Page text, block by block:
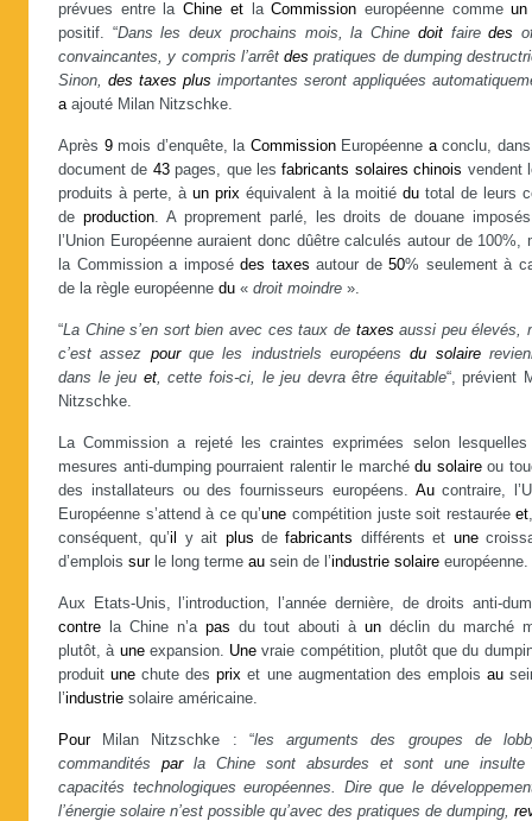
prévues entre laChine etlaCommission européenne commeun
positif. “Dans les deux prochains mois, la Chine doitfairedes
convaincantes, y compris l’arrêt des pratiques de dumping
Sinon, des taxes plus importantes seront appliquées
aajouté Milan Nitzschke.
Après 9mois d’enquête, la CommissionEuropéenne aconclu,
document de 43pages, que lesfabricants solaires chinois vendent
produits à perte, àun prix équivalent à la moitié dutotal de leurs
de production. A proprement parlé, les droits de douane
l’Union Européenne auraient donc dûêtre calculés autour de 100%,
la Commission a imposédes taxes autour de50% seulement à
de la règle européenne du « droit moindre ».
“La Chine s’en sort bien avec ces taux de taxes aussi peu élevés,
c’est assez pourque les industriels européensdu solaire
dans le jeu et, cette fois-ci, le jeu devra être équitable“, prévient
Nitzschke.
La Commission a rejeté les craintes exprimées selon lesquelles
mesures anti-dumping pourraient ralentir le marchédu solaireou
des installateurs ou des fournisseurs européens. Aucontraire,
Européenne s’attend à ce qu’une compétition juste soit restauréeet
conséquent, qu’il y ait plus defabricants différents et une
d’emplois surle long terme au sein de l’industrie solaire européenne.
Aux Etats-Unis, l’introduction, l’année dernière, de droits anti-
contre la Chine n’a pas du tout abouti à un déclin du marché
plutôt, à uneexpansion. Une vraie compétition, plutôt que du
produitune chute desprix et une augmentation des emplois au
l’industrie solaire américaine.
PourMilan Nitzschke : “les arguments des groupes de
commandités parla Chine sont absurdes et sont une insulte
capacités technologiques européennes. Dire que le
l’énergie solaire n’est possible qu’avec des pratiques de dumping,